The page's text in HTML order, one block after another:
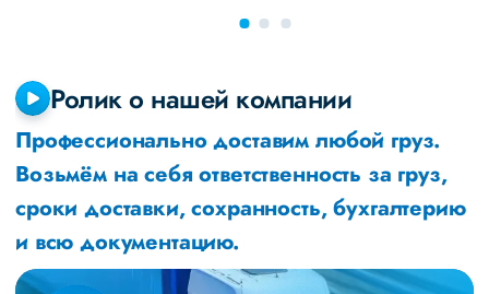
Ролик о нашей компании
Профессионально доставим любой груз.
Возьмём на себя ответственность за груз,
сроки доставки, сохранность, бухгалтерию
и всю документацию.